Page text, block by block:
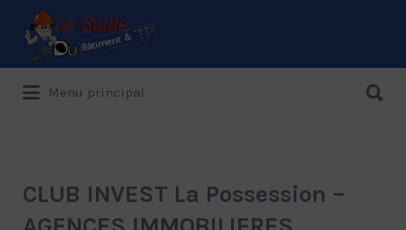
Le Guide de référence depuis 1995
Rechercher:
Menu principal
CLUB INVEST La Possession –